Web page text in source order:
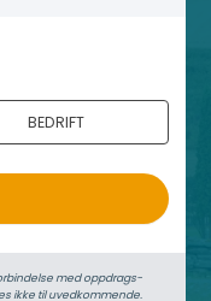
BEDRIFT
med oppdrags­
ikke til uvedkommende.